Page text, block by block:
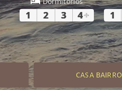
1 2 3 4+ 1
CASA BAIRRO